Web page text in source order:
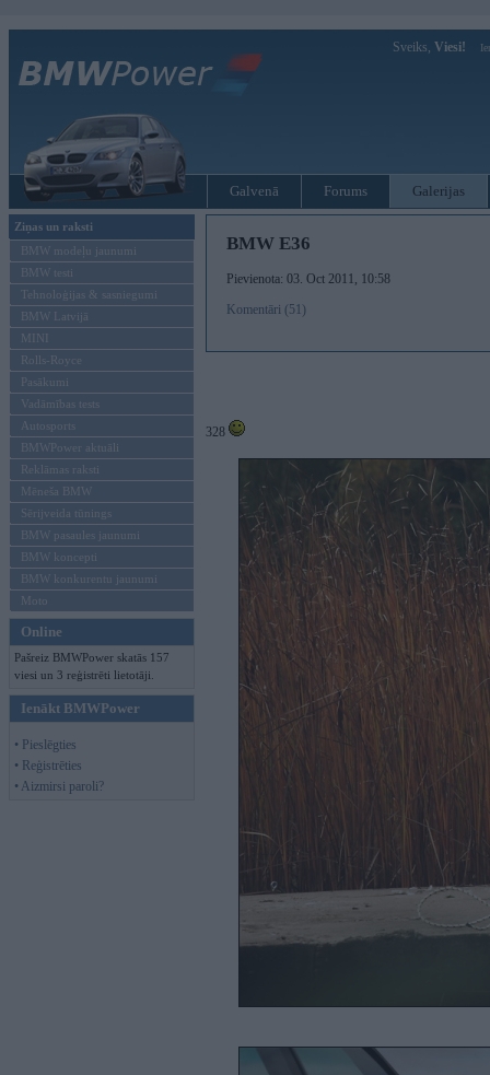
Sveiks, Viesi!
Galvenā Forums Galerijas
Ziņas un raksti
BMW modeļu jaunumi
BMW testi
Tehnoloģijas & sasniegumi
BMW Latvijā
MINI
Rolls-Royce
Pasākumi
Vadāmības tests
Autosports
BMWPower aktuāli
Reklāmas raksti
Mēneša BMW
Sērijveida tūnings
BMW pasaules jaunumi
BMW koncepti
BMW konkurentu jaunumi
Moto
Online
Pašreiz BMWPower skatās 157
viesi un 3 reģistrēti lietotāji.
Ienākt BMWPower
• Pieslēgties
• Reģistrēties
• Aizmirsi paroli?
BMW E36
Pievienota: 03. Oct 2011, 10:58
Komentāri (51)
328